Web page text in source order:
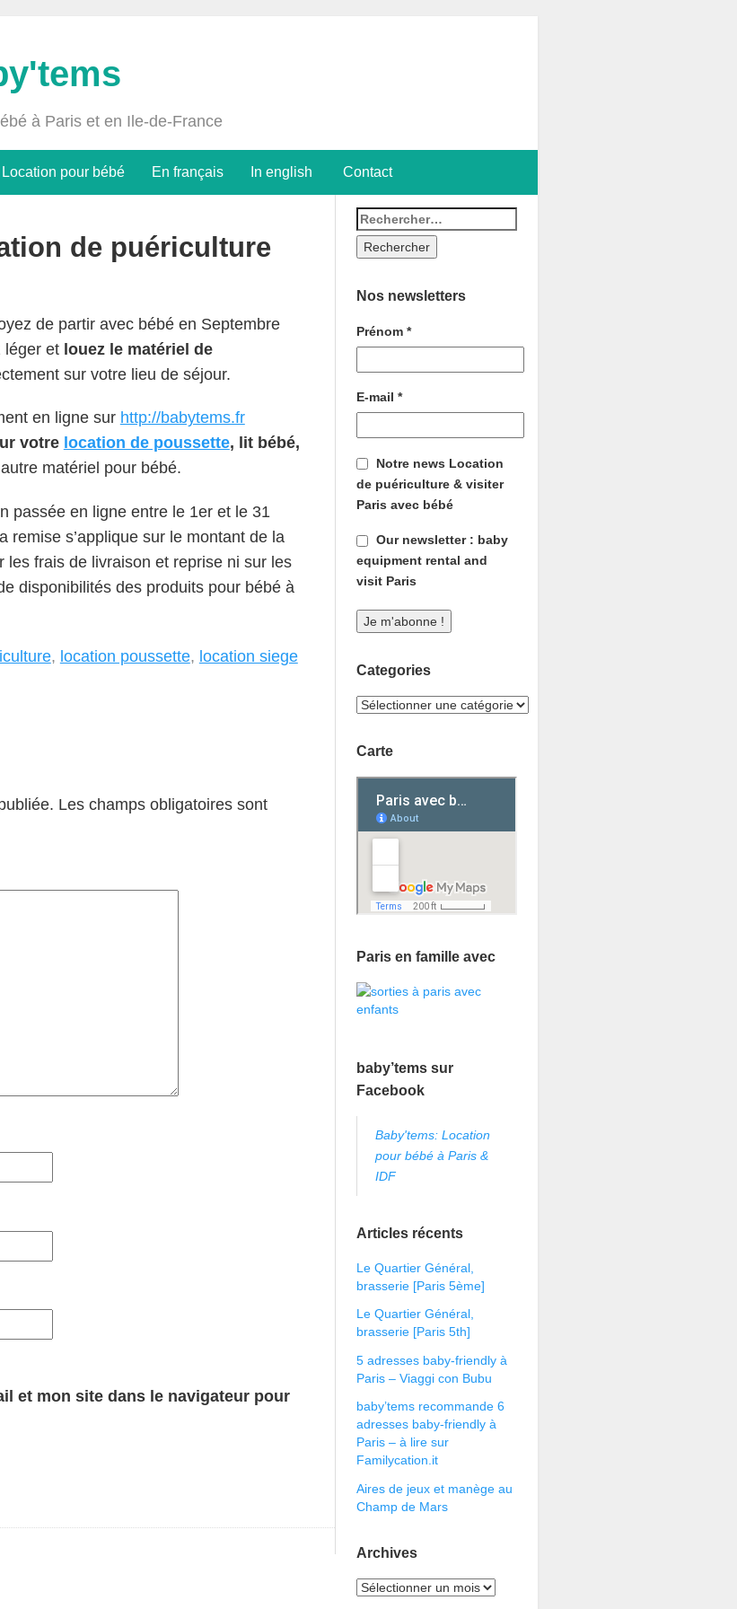
à Paris et en Ile-de-France
Location pour bébé En français In english Contact
de puériculture
de partir avec bébé en Septembre
léger et louez le matériel de
sur votre lieu de séjour.
en ligne sur http://babytems.fr
votre location de poussette, lit bébé,
matériel pour bébé.
passée en ligne entre le 1er et le 31
remise s’applique sur le montant de la
les frais de livraison et reprise ni sur les
disponibilités des produits pour bébé à
, location poussette, location siege
Les champs obligatoires sont
et mon site dans le navigateur pour
Nos newsletters
Prénom*
E-mail*
Notre news Location
de puériculture & visiter
Paris avec bébé
Our newsletter : baby
equipment rental and
visit Paris
Categories
Carte
Paris en famille avec
baby’tems sur
Facebook
Baby'tems: Location
pour bébé à Paris &
IDF
Articles récents
Le Quartier Général,
brasserie [Paris 5ème]
Le Quartier Général,
brasserie [Paris 5th]
5 adresses baby-friendly à
Paris – Viaggi con Bubu
baby’tems recommande 6
adresses baby-friendly à
Paris – à lire sur
Familycation.it
Aires de jeux et manège au
Champ de Mars
Archives